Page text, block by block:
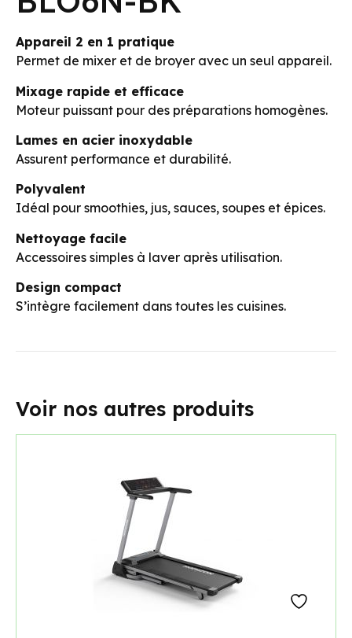
Appareil 2 en 1 pratique
Permet de mixer et de broyer avec un seul appareil.
Mixage rapide et efficace
Moteur puissant pour des préparations homogènes.
Lames en acier inoxydable
Assurent performance et durabilité.
Polyvalent
Idéal pour smoothies, jus, sauces, soupes et épices.
Nettoyage facile
Accessoires simples à laver après utilisation.
Design compact
S’intègre facilement dans toutes les cuisines.
Voir nos autres produits